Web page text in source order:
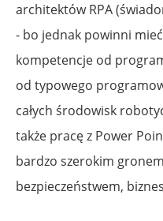
architektów RPA
- bo jednak powinni
kompetencje od
od typowego
całych środowisk
także pracę z Power
bardzo szerokim
bezpieczeństwem,